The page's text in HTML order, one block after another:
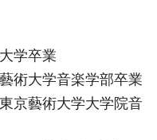
学卒業
大学音楽学部卒業
藝術大学大学院音